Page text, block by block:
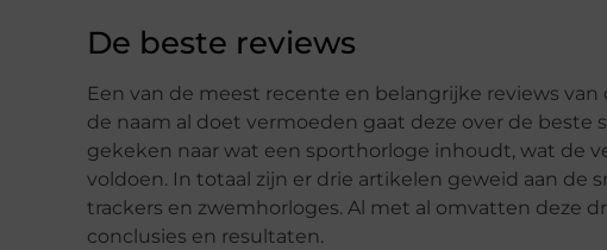
De beste reviews
Een van de meest recente en belangrijke reviews
de naam al doet vermoeden gaat deze over de beste
gekeken naar wat een sporthorloge inhoudt, wat de
voldoen. In totaal zijn er drie artikelen geweid aan de
trackers en zwemhorloges. Al met al omvatten deze
conclusies en resultaten.